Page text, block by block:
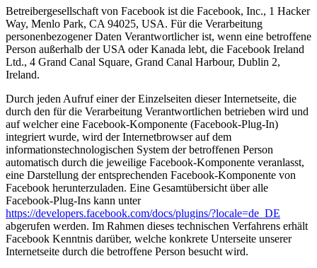
Betreibergesellschaft von Facebook ist die Facebook, Inc., 1 Hacker
Way, Menlo Park, CA 94025, USA. Für die Verarbeitung
personenbezogener Daten Verantwortlicher ist, wenn eine betroffene
Person außerhalb der USA oder Kanada lebt, die Facebook Ireland
Ltd., 4 Grand Canal Square, Grand Canal Harbour, Dublin 2,
Ireland.
Durch jeden Aufruf einer der Einzelseiten dieser Internetseite, die
durch den für die Verarbeitung Verantwortlichen betrieben wird und
auf welcher eine Facebook-Komponente (Facebook-Plug-In)
integriert wurde, wird der Internetbrowser auf dem
informationstechnologischen System der betroffenen Person
automatisch durch die jeweilige Facebook-Komponente veranlasst,
eine Darstellung der entsprechenden Facebook-Komponente von
Facebook herunterzuladen. Eine Gesamtübersicht über alle
Facebook-Plug-Ins kann unter
https://developers.facebook.com/docs/plugins/?locale=de_DE
abgerufen werden. Im Rahmen dieses technischen Verfahrens erhält
Facebook Kenntnis darüber, welche konkrete Unterseite unserer
Internetseite durch die betroffene Person besucht wird.